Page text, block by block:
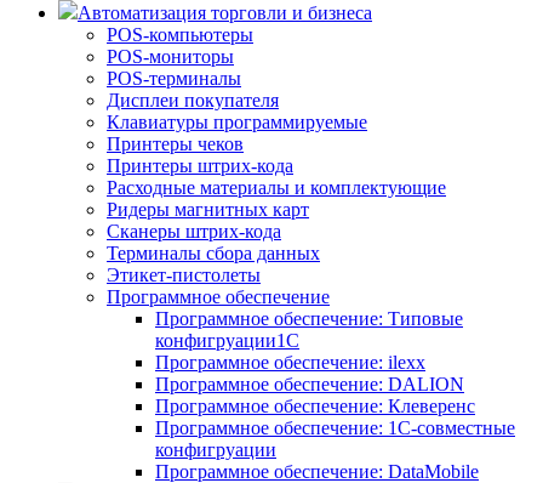
Автоматизация торговли и бизнеса
POS-компьютеры
POS-мониторы
POS-терминалы
Дисплеи покупателя
Клавиатуры программируемые
Принтеры чеков
Принтеры штрих-кода
Расходные материалы и комплектующие
Ридеры магнитных карт
Сканеры штрих-кода
Терминалы сбора данных
Этикет-пистолеты
Программное обеспечение
Программное обеспечение: Типовые
конфигруации1С
Программное обеспечение: ilexx
Программное обеспечение: DALION
Программное обеспечение: Клеверенс
Программное обеспечение: 1С-совместные
конфигруации
Программное обеспечение: DataMobile